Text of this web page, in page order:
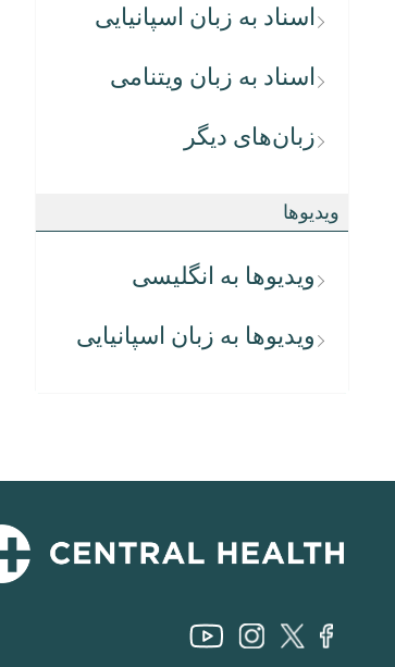
اسناد به زبان اسپانیایی
اسناد به زبان ویتنامی
زبان‌های دیگر
ویدیوها
ویدیوها به انگلیسی
ویدیوها به زبان اسپانیایی